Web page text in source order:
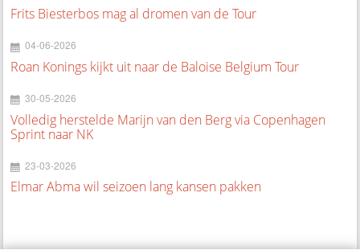
Frits Biesterbos mag al dromen van de Tour
04-06-2026
Roan Konings kijkt uit naar de Baloise Belgium Tour
30-05-2026
Volledig herstelde Marijn van den Berg via Copenhagen
Sprint naar NK
23-03-2026
Elmar Abma wil seizoen lang kansen pakken